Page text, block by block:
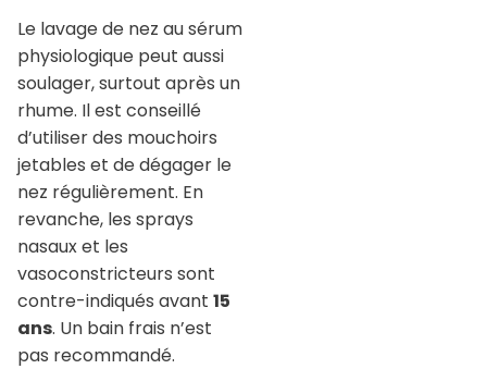
Le lavage de nez au sérum
physiologique peut aussi
soulager, surtout après un
rhume. Il est conseillé
d’utiliser des mouchoirs
jetables et de dégager le
nez régulièrement. En
revanche, les sprays
nasaux et les
vasoconstricteurs sont
contre-indiqués avant 15
ans. Un bain frais n’est
pas recommandé.